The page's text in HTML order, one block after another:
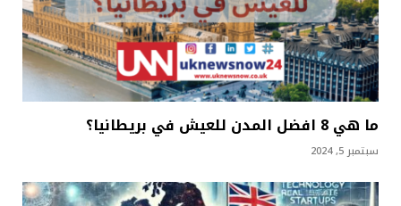
ما هي 8 افضل المدن للعيش في بريطانيا؟
سبتمبر 5, 2024